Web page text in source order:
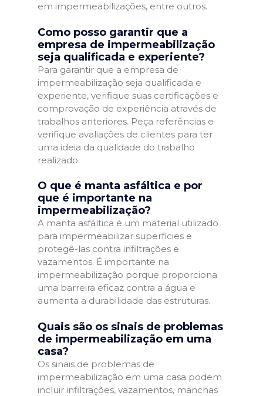
em impermeabilizações, entre outros.
Como posso garantir que a
empresa de impermeabilização
seja qualificada e experiente?
Para garantir que a empresa de
impermeabilização seja qualificada e
experiente, verifique suas certificações e
comprovação de experiência através de
trabalhos anteriores. Peça referências e
verifique avaliações de clientes para ter
uma ideia da qualidade do trabalho
realizado.
O que é manta asfáltica e por
que é importante na
impermeabilização?
A manta asfáltica é um material utilizado
para impermeabilizar superfícies e
protegê-las contra infiltrações e
vazamentos. É importante na
impermeabilização porque proporciona
uma barreira eficaz contra a água e
aumenta a durabilidade das estruturas.
Quais são os sinais de problemas
de impermeabilização em uma
casa?
Os sinais de problemas de
impermeabilização em uma casa podem
incluir infiltrações, vazamentos, manchas